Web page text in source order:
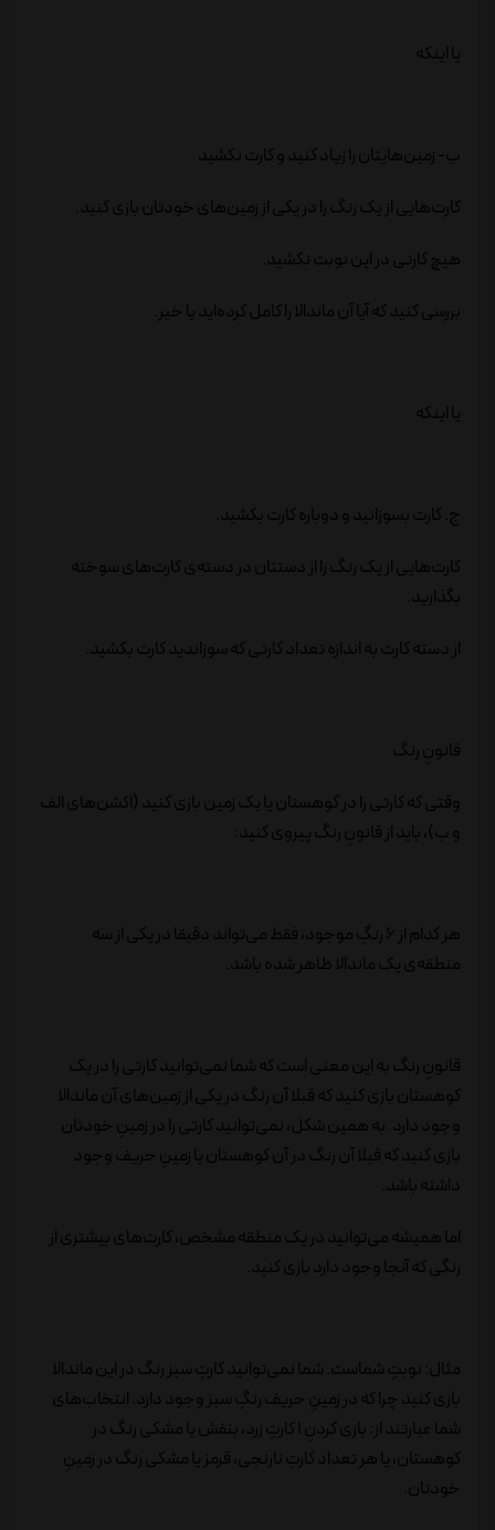
یا اینکه
ب- زمین‌هایتان را زیاد کنید و کارت نکشید
کارت‌هایی از یک رنگ را در یکی از زمین‌های خودتان بازی کنید.
هیچ کارتی در این نوبت نکشید.
بررسی کنید که آیا آن ماندالا را کامل کرده‌اید یا خیر.
یا اینکه
ج. کارت بسوزانید و دوباره کارت بکشید.
کارت‌هایی از یک رنگ را از دستتان در دسته‌ی کارت‌های سوخته
بگذارید.
از دسته کارت به اندازه تعداد کارتی که سوزاندید کارت بکشید.
قانونِ رنگ
وقتی که کارتی را در کوهستان یا یک زمین بازی کنید (اکشن‌های الف
و ب)، باید از قانونِ رنگ پیروی کنید:
هر کدام از 6 رنگِ موجود، فقط می‌تواند دقیقا در یکی از سه
منطقه‌ی یک ماندالا ظاهر شده باشد.
قانونِ رنگ به این معنی است که شما نمی‌توانید کارتی را در یک
کوهستان بازی کنید که قبلا آن رنگ در یکی از زمین‌های آن ماندالا
وجود دارد. به همین شکل، نمی‌توانید کارتی را در زمینِ خودتان
بازی کنید که قبلا آن رنگ در آن کوهستان یا زمینِ حریف وجود
داشته باشد.
اما همیشه می‌توانید در یک منطقه مشخص، کارت‌های بیشتری از
رنگی که آنجا وجود دارد بازی کنید.
مثال: نوبتِ شماست. شما نمی‌توانید کارتِ سبز رنگ در این ماندالا
بازی کنید چرا که در زمینِ حریف رنگِ سبز وجود دارد. انتخاب‌های
شما عبارتند از: بازی کردنِ 1 کارتِ زرد، بنفش یا مشکی رنگ در
کوهستان، یا هر تعداد کارتِ نارنجی، قرمز یا مشکی رنگ در زمینِ
خودتان.